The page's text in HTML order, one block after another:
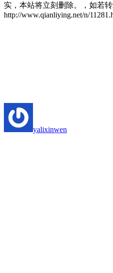
实，本站将立刻删除。，如若
http://www.qianliying.net/n/
yalixinwen